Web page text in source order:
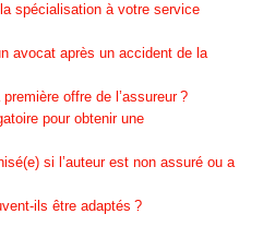
spécialisation à votre service
avocat après un accident de la
offre de l’assureur ?
pour obtenir une
si l’auteur est non assuré ou a
ils être adaptés ?